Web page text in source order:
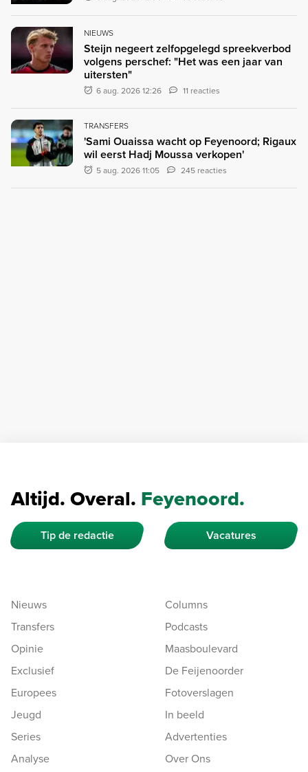
NIEUWS
Steijn negeert zelfopgelegd spreekverbod
volgens perschef: "Het was een jaar van
uitersten"
6 aug. 2026 12:26 11 reacties
TRANSFERS
'Sami Ouaissa wacht op Feyenoord; Rigaux
wil eerst Hadj Moussa verkopen'
5 aug. 2026 11:05 245 reacties
Altijd. Overal. Feyenoord.
Tip de redactie Vacatures
Nieuws
Transfers
Opinie
Exclusief
Europees
Jeugd
Series
Analyse
Columns
Podcasts
Maasboulevard
De Feijenoorder
Fotoverslagen
In beeld
Advertenties
Over Ons